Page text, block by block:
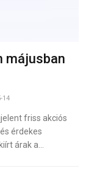
májusban
14
friss akciós
érdekes
árak a…